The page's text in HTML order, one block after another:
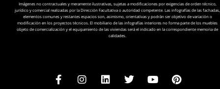
Imágenes no contractuales y meramente ilustrativas, sujetas a modificaciones por exigencias de orden técnico,
jurídico y comercial realizadas por la Dirección Facultativa o autoridad competente. Las infografías de las fachadas,
elementos comunes y restantes espacios son, asimismo, orientativas y podrán ser objetivo de variación o
modificación en los proyectos técnicos. El mobiliario de las infografías interiores no forma parte de los muebles
objeto de comercialización y el equipamiento de las viviendas será el indicado en la correspondiente memoria de
calidades.